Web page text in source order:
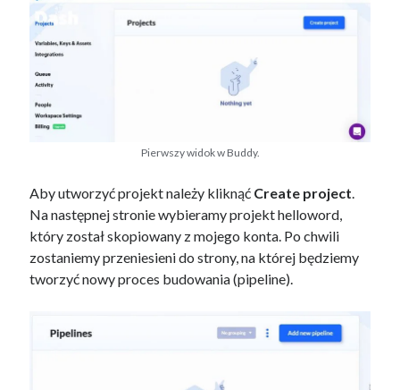
Pierwszy widok w Buddy.
Aby utworzyć projekt należy kliknąć Create project.
Na następnej stronie wybieramy projekt helloword,
który został skopiowany z mojego konta. Po chwili
zostaniemy przeniesieni do strony, na której będziemy
tworzyć nowy proces budowania (pipeline).